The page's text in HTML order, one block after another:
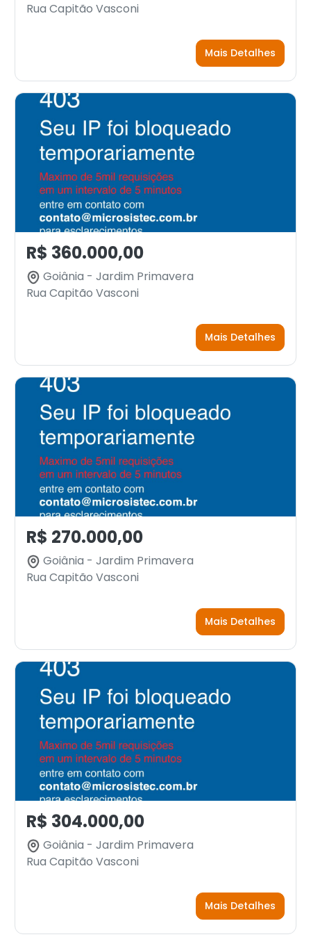
Rua Capitão Vasconi
Mais Detalhes
R$ 360.000,00
Goiânia - Jardim Primavera
Rua Capitão Vasconi
Mais Detalhes
R$ 270.000,00
Goiânia - Jardim Primavera
Rua Capitão Vasconi
Mais Detalhes
R$ 304.000,00
Goiânia - Jardim Primavera
Rua Capitão Vasconi
Mais Detalhes